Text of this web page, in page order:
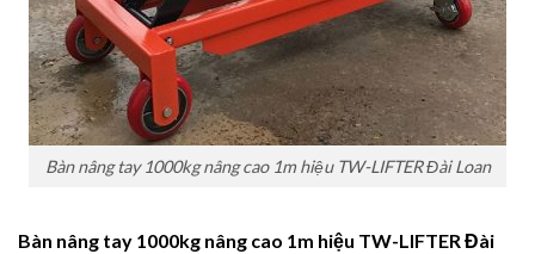
Bàn nâng tay 1000kg nâng cao 1m hiệu TW-LIFTER Đài Loan
Bàn nâng tay 1000kg nâng cao 1m hiệu TW-LIFTER Đài